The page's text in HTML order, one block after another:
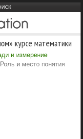
курсе математики
и измерение
и место понятия